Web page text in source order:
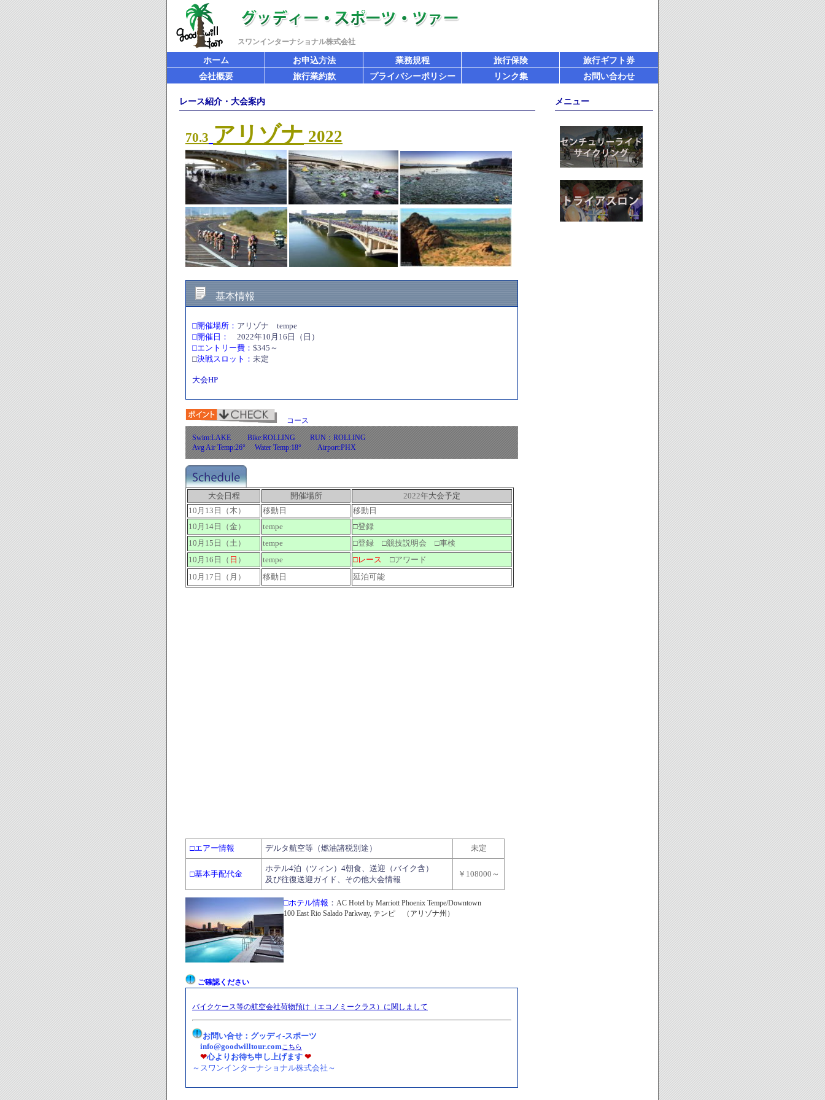
スワンインターナショナル株式会社
ホーム お申込方法 業務規程 旅行保険
旅行ギフト券
会社概要
旅行業約款 プライバシーポリシー リンク集 お問い合わせ
メニュー
レース紹介・大会案内
70.3 アリゾナ 2022
基本情報
□開催場所： アリゾナ tempe
□開催日：
2022年10月16日（日）
□エントリー費： $345～
□決戦スロット： 未定
大会HP
コース
Swim:LAKE Bike:ROLLING RUN：ROLLING
Avg Air Temp:26° Water Temp:18° Airport:PHX
大会日程 開催場所 2022年大会予定
10月13日（木）
移動日
移動日
10月14日（金）
tempe
□登録
10月15日（土）
tempe
□登録 □競技説明会 □車検
10月16日（ 日 ） tempe □レース □アワード
10月17日（月）
移動日 延泊可能
□エアー情報 デルタ航空等（燃油諸税別途） 未定
□基本手配代金
ホテル4泊（ツィン）4朝食、送迎（バイク含）
及び往復送迎ガイド、その他大会情報
￥108000～
□ホテル情報 ： AC Hotel by Marriott Phoenix Tempe/Downtown
100 East Rio Salado Parkway, テンピ （アリゾナ州）
ご確認ください
バイクケース等の航空会社荷物預け（エコノミークラス）に関しまして
お問い合せ：グッディ-スポーツ
info@goodwilltour.com こちら
❤心よりお待ち申し上げます ❤
～スワンインターナショナル株式会社～